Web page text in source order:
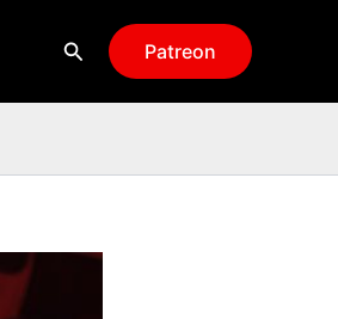
Поиск Patreon